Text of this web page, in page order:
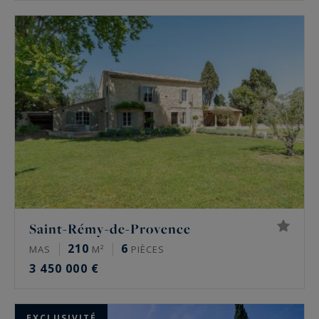
Saint-Rémy-de-Provence
MAS 210 M² 6 PIÈCES
3 450 000 €